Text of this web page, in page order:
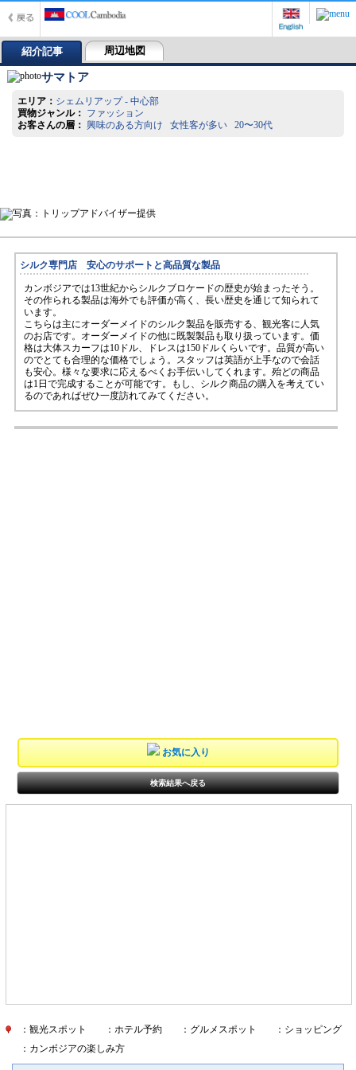
紹介記事 周辺地図
サマトア
エリア： シェムリアップ - 中心部
買物ジャンル： ファッション
お客さんの層： 興味のある方向け 女性客が多い 20〜30代
シルク専門店 安心のサポートと高品質な製品
カンボジアでは13世紀からシルクブロケードの歴史が始まったそう。
その作られる製品は海外でも評価が高く、長い歴史を通じて知られて
います。
こちらは主にオーダーメイドのシルク製品を販売する、観光客に人気
のお店です。オーダーメイドの他に既製製品も取り扱っています。価
格は大体スカーフは10ドル、ドレスは150ドルくらいです。品質が高い
のでとても合理的な価格でしょう。スタッフは英語が上手なので会話
も安心。様々な要求に応えるべくお手伝いしてくれます。殆どの商品
は1日で完成することが可能です。もし、シルク商品の購入を考えてい
るのであればぜひ一度訪れてみてください。
お気に入り
検索結果へ戻る
：観光スポット ：ホテル予約 ：グルメスポット
：ショッピング
：カンボジアの楽しみ方